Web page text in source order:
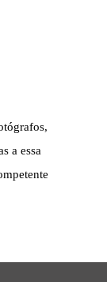
a essa